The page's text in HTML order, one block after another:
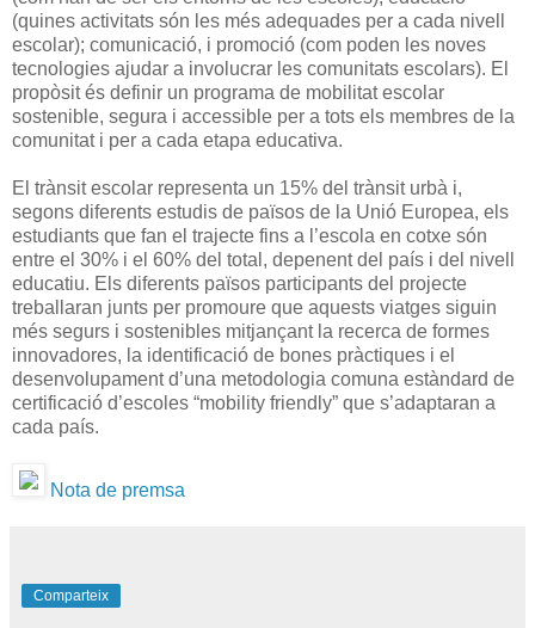
(quines activitats són les més adequades per a cada nivell
escolar); comunicació, i promoció (com poden les noves
tecnologies ajudar a involucrar les comunitats escolars). El
propòsit és definir un programa de mobilitat escolar
sostenible, segura i accessible per a tots els membres de la
comunitat i per a cada etapa educativa.
El trànsit escolar representa un 15% del trànsit urbà i,
segons diferents estudis de països de la Unió Europea, els
estudiants que fan el trajecte fins a l’escola en cotxe són
entre el 30% i el 60% del total, depenent del país i del nivell
educatiu. Els diferents països participants del projecte
treballaran junts per promoure que aquests viatges siguin
més segurs i sostenibles mitjançant la recerca de formes
innovadores, la identificació de bones pràctiques i el
desenvolupament d’una metodologia comuna estàndard de
certificació d’escoles “mobility friendly” que s’adaptaran a
cada país.
Nota de premsa
Comparteix